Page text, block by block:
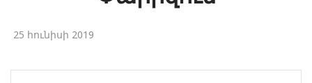
25 հունիսի 2019